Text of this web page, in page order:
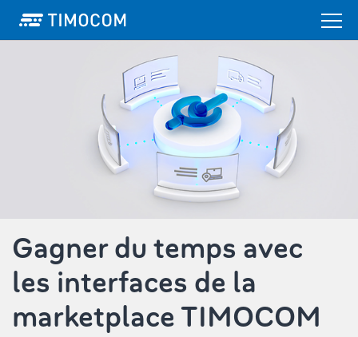
Gagner du temps avec
les interfaces de la
marketplace TIMOCOM